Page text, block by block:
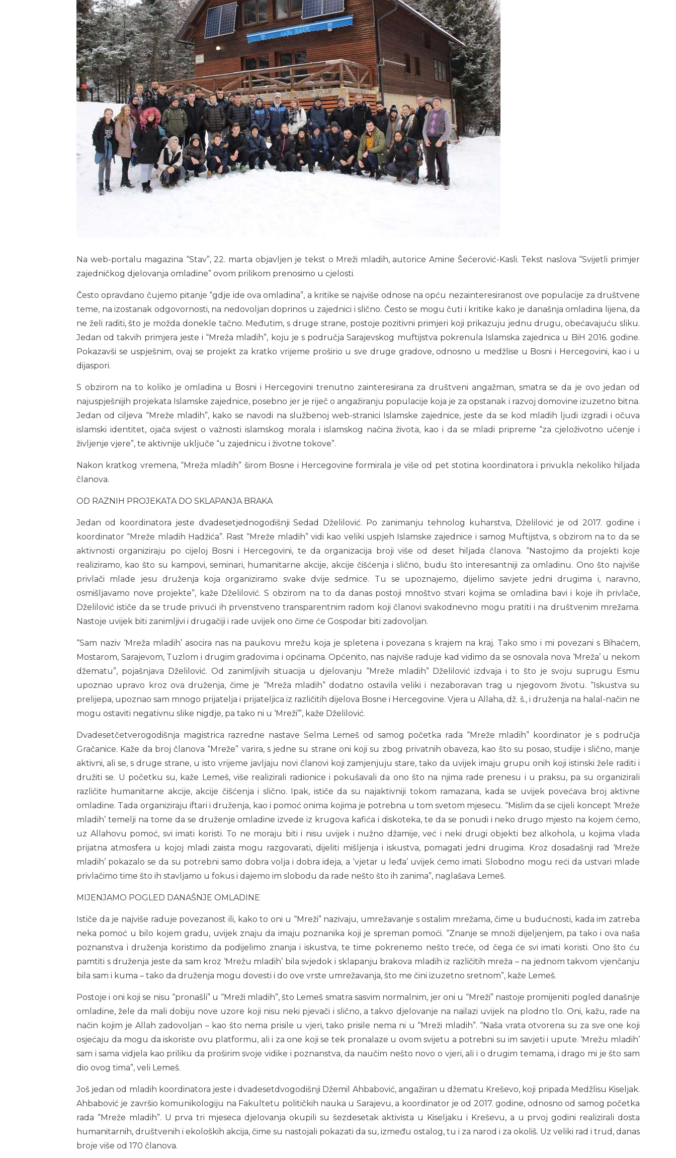
Na web-portalu magazina “Stav”, 22. marta objavljen je tekst o Mreži mladih, autorice Amine Šećerović-Kasli. Tekst naslova “Svijetli primjer
zajedničkog djelovanja omladine” ovom prilikom prenosimo u cjelosti.
Često opravdano čujemo pitanje “gdje ide ova omladina”, a kritike se najviše odnose na opću nezainteresiranost ove populacije za društvene
teme, na izostanak odgovornosti, na nedovoljan doprinos u zajednici i slično. Često se mogu čuti i kritike kako je današnja omladina lijena, da
ne želi raditi, što je možda donekle tačno. Međutim, s druge strane, postoje pozitivni primjeri koji prikazuju jednu drugu, obećavajuću sliku.
Jedan od takvih primjera jeste i “Mreža mladih”, koju je s područja Sarajevskog muftijstva pokrenula Islamska zajednica u BiH 2016. godine.
Pokazavši se uspješnim, ovaj se projekt za kratko vrijeme proširio u sve druge gradove, odnosno u medžlise u Bosni i Hercegovini, kao i u
dijaspori.
S obzirom na to koliko je omladina u Bosni i Hercegovini trenutno zainteresirana za društveni angažman, smatra se da je ovo jedan od
najuspješnijih projekata Islamske zajednice, posebno jer je riječ o angažiranju populacije koja je za opstanak i razvoj domovine izuzetno bitna.
Jedan od ciljeva “Mreže mladih”, kako se navodi na službenoj web-stranici Islamske zajednice, jeste da se kod mladih ljudi izgradi i očuva
islamski identitet, ojača svijest o važnosti islamskog morala i islamskog načina života, kao i da se mladi pripreme “za cjeloživotno učenje i
življenje vjere”, te aktivnije uključe “u zajednicu i životne tokove”.
Nakon kratkog vremena, “Mreža mladih” širom Bosne i Hercegovine formirala je više od pet stotina koordinatora i privukla nekoliko hiljada
članova.
OD RAZNIH PROJEKATA DO SKLAPANJA BRAKA
Jedan od koordinatora jeste dvadesetjednogodišnji Sedad Dželilović. Po zanimanju tehnolog kuharstva, Dželilović je od 2017. godine i
koordinator “Mreže mladih Hadžića”. Rast “Mreže mladih” vidi kao veliki uspjeh Islamske zajednice i samog Muftijstva, s obzirom na to da se
aktivnosti organiziraju po cijeloj Bosni i Hercegovini, te da organizacija broji više od deset hiljada članova. “Nastojimo da projekti koje
realiziramo, kao što su kampovi, seminari, humanitarne akcije, akcije čišćenja i slično, budu što interesantniji za omladinu. Ono što najviše
privlači mlade jesu druženja koja organiziramo svake dvije sedmice. Tu se upoznajemo, dijelimo savjete jedni drugima i, naravno,
osmišljavamo nove projekte”, kaže Dželilović. S obzirom na to da danas postoji mnoštvo stvari kojima se omladina bavi i koje ih privlače,
Dželilović ističe da se trude privući ih prvenstveno transparentnim radom koji članovi svakodnevno mogu pratiti i na društvenim mrežama.
Nastoje uvijek biti zanimljivi i drugačiji i rade uvijek ono čime će Gospodar biti zadovoljan.
“Sam naziv ‘Mreža mladih’ asocira nas na paukovu mrežu koja je spletena i povezana s krajem na kraj. Tako smo i mi povezani s Bihaćem,
Mostarom, Sarajevom, Tuzlom i drugim gradovima i općinama. Općenito, nas najviše raduje kad vidimo da se osnovala nova ‘Mreža’ u nekom
džematu”, pojašnjava Dželilović. Od zanimljivih situacija u djelovanju “Mreže mladih” Dželilović izdvaja i to što je svoju suprugu Esmu
upoznao upravo kroz ova druženja, čime je “Mreža mladih” dodatno ostavila veliki i nezaboravan trag u njegovom životu. “Iskustva su
prelijepa, upoznao sam mnogo prijatelja i prijateljica iz različitih dijelova Bosne i Hercegovine. Vjera u Allaha, dž. š., i druženja na halal-način ne
mogu ostaviti negativnu slike nigdje, pa tako ni u ‘Mreži’”, kaže Dželilović.
Dvadesetčetverogodišnja magistrica razredne nastave Selma Lemeš od samog početka rada “Mreže mladih” koordinator je s područja
Gračanice. Kaže da broj članova “Mreže” varira, s jedne su strane oni koji su zbog privatnih obaveza, kao što su posao, studije i slično, manje
aktivni, ali se, s druge strane, u isto vrijeme javljaju novi članovi koji zamjenjuju stare, tako da uvijek imaju grupu onih koji istinski žele raditi i
družiti se. U početku su, kaže Lemeš, više realizirali radionice i pokušavali da ono što na njima rade prenesu i u praksu, pa su organizirali
različite humanitarne akcije, akcije čišćenja i slično. Ipak, ističe da su najaktivniji tokom ramazana, kada se uvijek povećava broj aktivne
omladine. Tada organiziraju iftari i druženja, kao i pomoć onima kojima je potrebna u tom svetom mjesecu. “Mislim da se cijeli koncept ‘Mreže
mladih’ temelji na tome da se druženje omladine izvede iz krugova kafića i diskoteka, te da se ponudi i neko drugo mjesto na kojem ćemo,
uz Allahovu pomoć, svi imati koristi. To ne moraju biti i nisu uvijek i nužno džamije, već i neki drugi objekti bez alkohola, u kojima vlada
prijatna atmosfera u kojoj mladi zaista mogu razgovarati, dijeliti mišljenja i iskustva, pomagati jedni drugima. Kroz dosadašnji rad ‘Mreže
mladih’ pokazalo se da su potrebni samo dobra volja i dobra ideja, a ‘vjetar u leđa’ uvijek ćemo imati. Slobodno mogu reći da ustvari mlade
privlačimo time što ih stavljamo u fokus i dajemo im slobodu da rade nešto što ih zanima”, naglašava Lemeš.
MIJENJAMO POGLED DANAŠNJE OMLADINE
Ističe da je najviše raduje povezanost ili, kako to oni u “Mreži” nazivaju, umrežavanje s ostalim mrežama, čime u budućnosti, kada im zatreba
neka pomoć u bilo kojem gradu, uvijek znaju da imaju poznanika koji je spreman pomoći. “Znanje se množi dijeljenjem, pa tako i ova naša
poznanstva i druženja koristimo da podijelimo znanja i iskustva, te time pokrenemo nešto treće, od čega će svi imati koristi. Ono što ću
pamtiti s druženja jeste da sam kroz ‘Mrežu mladih’ bila svjedok i sklapanju brakova mladih iz različitih mreža – na jednom takvom vjenčanju
bila sam i kuma – tako da druženja mogu dovesti i do ove vrste umrežavanja, što me čini izuzetno sretnom”, kaže Lemeš.
Postoje i oni koji se nisu “pronašli” u “Mreži mladih”, što Lemeš smatra sasvim normalnim, jer oni u “Mreži” nastoje promijeniti pogled današnje
omladine, žele da mali dobiju nove uzore koji nisu neki pjevači i slično, a takvo djelovanje na nailazi uvijek na plodno tlo. Oni, kažu, rade na
način kojim je Allah zadovoljan – kao što nema prisile u vjeri, tako prisile nema ni u “Mreži mladih”. “Naša vrata otvorena su za sve one koji
osjećaju da mogu da iskoriste ovu platformu, ali i za one koji se tek pronalaze u ovom svijetu a potrebni su im savjeti i upute. ‘Mrežu mladih’
sam i sama vidjela kao priliku da proširim svoje vidike i poznanstva, da naučim nešto novo o vjeri, ali i o drugim temama, i drago mi je što sam
dio ovog tima”, veli Lemeš.
Još jedan od mladih koordinatora jeste i dvadesetdvogodišnji Džemil Ahbabović, angažiran u džematu Kreševo, koji pripada Medžlisu Kiseljak.
Ahbabović je završio komunikologiju na Fakultetu političkih nauka u Sarajevu, a koordinator je od 2017. godine, odnosno od samog početka
rada “Mreže mladih”. U prva tri mjeseca djelovanja okupili su šezdesetak aktivista u Kiseljaku i Kreševu, a u prvoj godini realizirali dosta
humanitarnih, društvenih i ekoloških akcija, čime su nastojali pokazati da su, između ostalog, tu i za narod i za okoliš. Uz veliki rad i trud, danas
broje više od 170 članova.